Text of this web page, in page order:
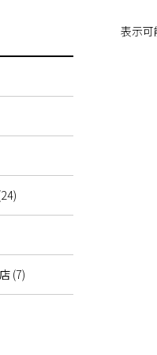
表示可
(7)